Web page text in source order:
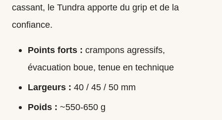
cassant, le Tundra apporte du grip et de la
confiance.
Points forts : crampons agressifs,
évacuation boue, tenue en technique
Largeurs : 40 / 45 / 50 mm
Poids : ~550-650 g